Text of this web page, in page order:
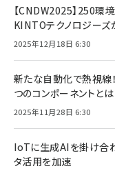
【CNDW2025】250環
KINTOテクノロジーズ
2025年12月18日 6:30
新たな自動化で熱視線
つのコンポーネントとは
2025年11月28日 6:30
IoTに生成AIを掛け合
タ活用を加速